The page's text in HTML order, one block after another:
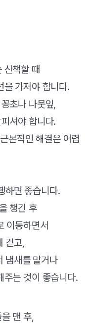
산책할 때
을 가져야 합니다.
초나 나뭇잎,
셔야 합니다.
본적인 해결은 어렵
하면 좋습니다.
챙긴 후
이동하면서
걷고,
냄새를 맡거나
주는 것이 좋습니다.
맨 후,